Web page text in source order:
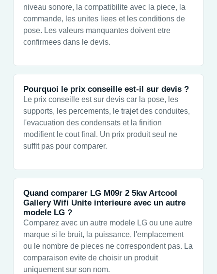
niveau sonore, la compatibilite avec la piece, la
commande, les unites liees et les conditions de
pose. Les valeurs manquantes doivent etre
confirmees dans le devis.
Pourquoi le prix conseille est-il sur devis ?
Le prix conseille est sur devis car la pose, les
supports, les percements, le trajet des conduites,
l'evacuation des condensats et la finition
modifient le cout final. Un prix produit seul ne
suffit pas pour comparer.
Quand comparer LG M09r 2 5kw Artcool
Gallery Wifi Unite interieure avec un autre
modele LG ?
Comparez avec un autre modele LG ou une autre
marque si le bruit, la puissance, l'emplacement
ou le nombre de pieces ne correspondent pas. La
comparaison evite de choisir un produit
uniquement sur son nom.